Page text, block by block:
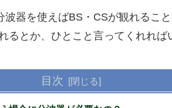
器を使えばBS・CSが観れること
るとか、ひとこと言ってくれれば
目次